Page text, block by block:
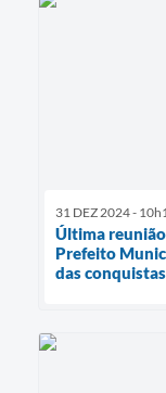
31 DEZ 2024 -
Última
Prefeito
das